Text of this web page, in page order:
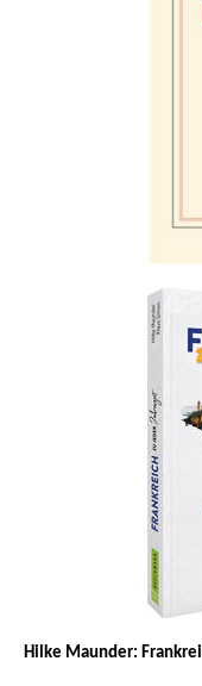
Hilke Maunder: